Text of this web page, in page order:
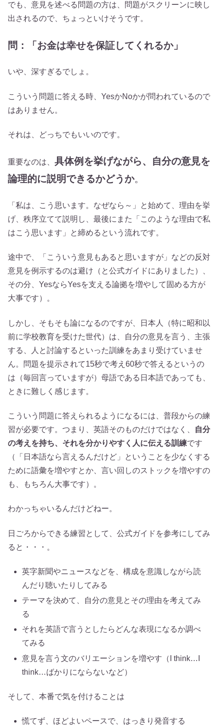
でも、意見を述べる問題の方は、問題がスクリーンに映し
出されるので、ちょっといけそうです。
問：「お金は幸せを保証してくれるか」
いや、深すぎるでしょ。
こういう問題に答える時、YesかNoかが問われているので
はありません。
それは、どっちでもいいのです。
重要なのは、 具体例を挙げながら、自分の意見を
論理的に説明できるかどうか。
「私は、こう思います。なぜなら～」と始めて、理由を挙
げ、秩序立てて説明し、最後にまた「このような理由で私
はこう思います」と締めるという流れです。
途中で、「こういう意見もあると思いますが」などの反対
意見を例示するのは避け（と公式ガイドにありました）、
その分、YesならYesを支える論拠を増やして固める方が
大事です）。
しかし、そもそも論になるのですが、日本人（特に昭和以
前に学校教育を受けた世代）は、自分の意見を言う、主張
する、人と討論するといった訓練をあまり受けていませ
ん。問題を提示されて15秒で考え60秒で答えるというの
は（毎回言っていますが）母語である日本語であっても、
ときに難しく感じます。
こういう問題に答えられるようになるには、普段からの練
習が必要です。つまり、英語そのものだけではなく、
自分
の考えを持ち、それを分かりやすく人に伝える訓練です
（「日本語なら言えるんだけど」ということを少なくする
ために語彙を増やすとか、言い回しのストックを増やすの
も、もちろん大事です）。
わかっちゃいるんだけどねー。
日ごろからできる練習として、公式ガイドを参考にしてみ
ると・・・。
英字新聞やニュースなどを、構成を意識しながら読
んだり聴いたりしてみる
テーマを決めて、自分の意見とその理由を考えてみ
る
それを英語で言うとしたらどんな表現になるか調べ
てみる
意見を言う文のバリエーションを増やす（I think…I
think…ばかりにならないなど）
そして、本番で気を付けることは
慌てず、ほどよいペースで、はっきり発音する